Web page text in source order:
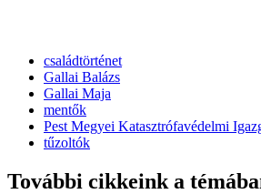
családtörténet
Gallai Balázs
Gallai Maja
mentők
Pest Megyei Katasztrófavédelmi
tűzoltók
További cikkeink a